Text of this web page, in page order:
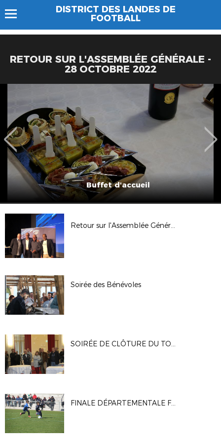
DISTRICT DES LANDES DE
FOOTBALL
RETOUR SUR L'ASSEMBLÉE GÉNÉRALE -
28 OCTOBRE 2022
Buffet d'accueil
Retour sur l'Assemblée Générale - 28 Octobre 2022
Soirée des Bénévoles
SOIRÉE DE CLÔTURE DU TOUR ELITE U19 UEFA
FINALE DÉPARTEMENTALE FESTIVAL U11